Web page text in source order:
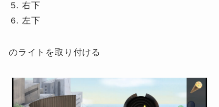
右下
左下
のライトを取り付ける